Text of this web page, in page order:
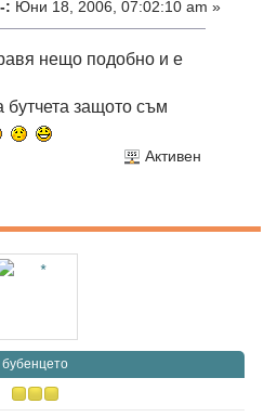
: Юни 18, 2006, 07:02:10 am »
нещо подобно и е
защото съм
Активен
бубенцето